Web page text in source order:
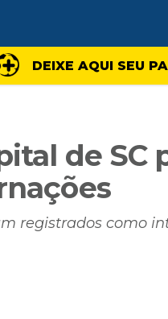
DEIXE AQUI SEU
de SC
registrados como